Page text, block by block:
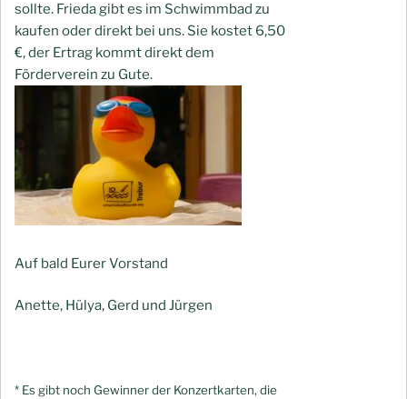
sollte. Frieda gibt es im Schwimmbad zu
kaufen oder direkt bei uns. Sie kostet 6,50
€, der Ertrag kommt direkt dem
Förderverein zu Gute.
Auf bald Eurer Vorstand
Anette, Hülya, Gerd und Jürgen
* Es gibt noch Gewinner der Konzertkarten, die